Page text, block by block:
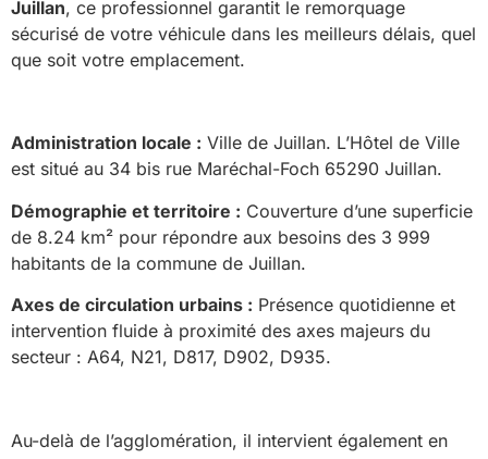
Juillan, ce professionnel garantit le remorquage
sécurisé de votre véhicule dans les meilleurs délais, quel
que soit votre emplacement.
Administration locale : Ville de Juillan. L’Hôtel de Ville
est situé au 34 bis rue Maréchal-Foch 65290 Juillan.
Démographie et territoire : Couverture d’une superficie
de 8.24 km² pour répondre aux besoins des 3 999
habitants de la commune de Juillan.
Axes de circulation urbains : Présence quotidienne et
intervention fluide à proximité des axes majeurs du
secteur : A64, N21, D817, D902, D935.
Au-delà de l’agglomération, il intervient également en